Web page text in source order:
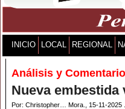
INICIO LOCAL REGIONAL
Análisis y
Nueva embestida
Por: Christopher… Mora., 15-11-2025 .